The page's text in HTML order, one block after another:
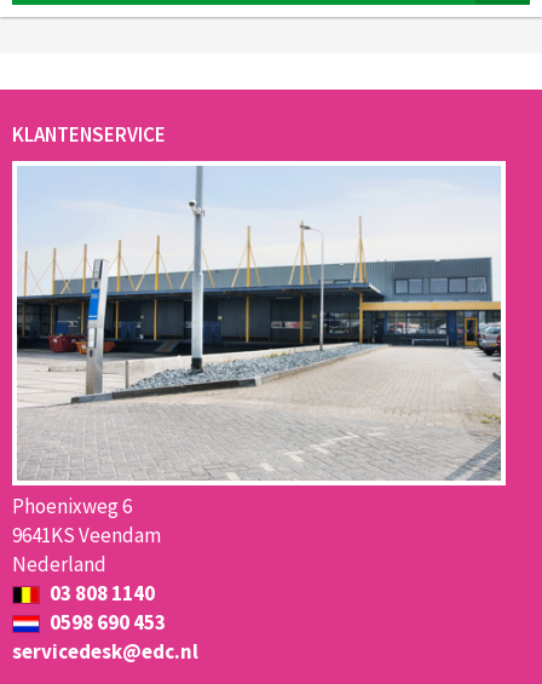
KLANTENSERVICE
Phoenixweg 6
9641KS Veendam
Nederland
03 808 1140
0598 690 453
servicedesk@edc.nl